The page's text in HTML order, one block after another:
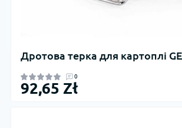
Дротова терка для картоплі
0
92,65 Zł